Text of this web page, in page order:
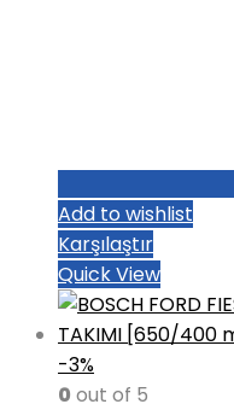
Add to wishlist
Karşılaştır
Quick View
-3%
0 out of 5